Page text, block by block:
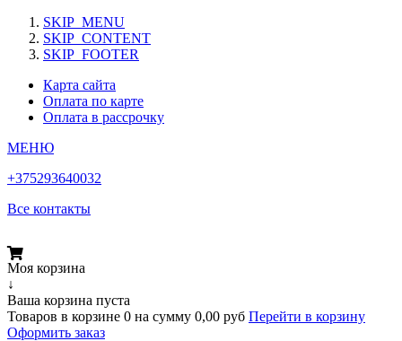
SKIP_MENU
SKIP_CONTENT
SKIP_FOOTER
Карта сайта
Оплата по карте
Оплата в рассрочку
МЕНЮ
+375293640032
Все контакты
Моя корзина
↓
Ваша корзина пуста
Товаров в корзине 0 на сумму 0,00 руб Перейти в корзину
Оформить заказ